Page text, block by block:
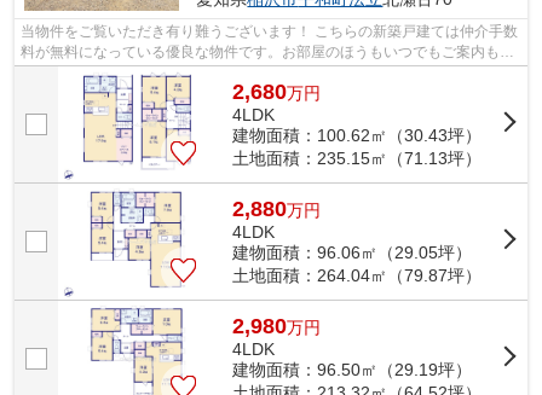
当物件をご覧いただき有り難うございます！ こちらの新築戸建ては仲介手数
料が無料になっている優良な物件です。お部屋のほうもいつでもご案内もさ
せて頂きますのでお気軽にお問合せ下...
2,680万円
4LDK
建物面積：100.62㎡（30.43坪）
土地面積：235.15㎡（71.13坪）
2,880万円
4LDK
建物面積：96.06㎡（29.05坪）
土地面積：264.04㎡（79.87坪）
2,980万円
4LDK
建物面積：96.50㎡（29.19坪）